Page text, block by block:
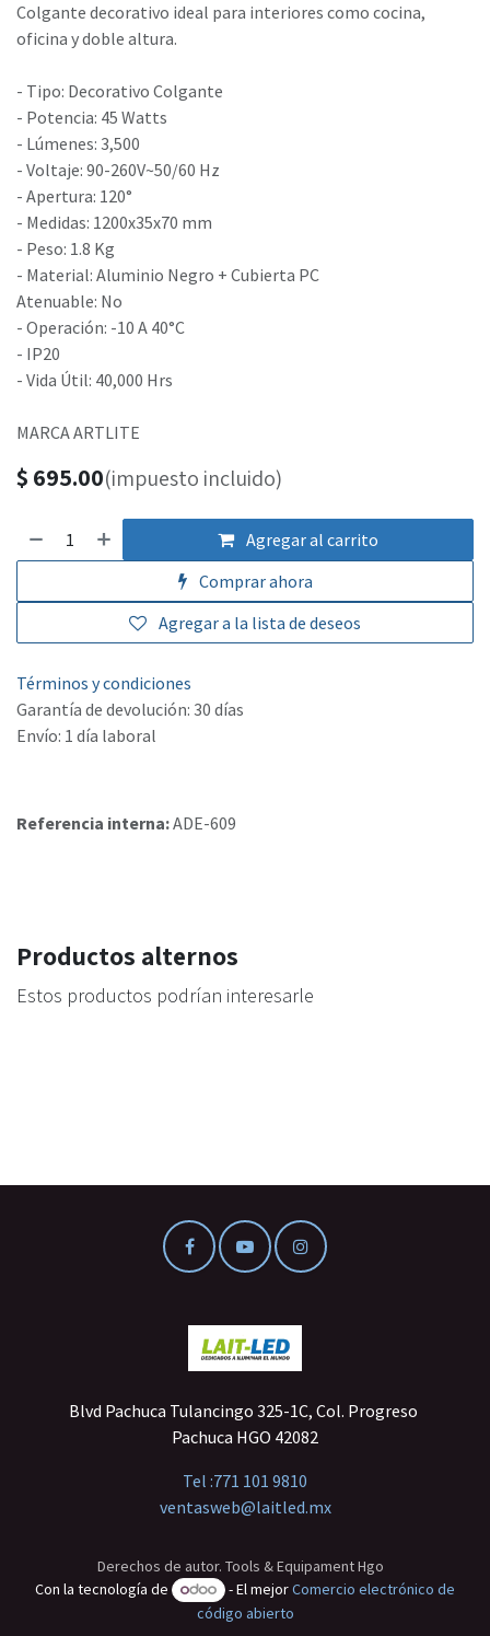
Colgante decorativo ideal para interiores como cocina,
oficina y doble altura.
- Tipo: Decorativo Colgante
- Potencia: 45 Watts
- Lúmenes: 3,500
- Voltaje: 90-260V~50/60 Hz
- Apertura: 120°
- Medidas: 1200x35x70 mm
- Peso: 1.8 Kg
- Material: Aluminio Negro + Cubierta PC
Atenuable: No
- Operación: -10 A 40°C
- IP20
- Vida Útil: 40,000 Hrs
MARCA ARTLITE
$ 695.00(impuesto incluido)
Agregar al carrito
Comprar ahora
Agregar a la lista de deseos
Términos y condiciones
Garantía de devolución: 30 días
Envío: 1 día laboral
Referencia interna:ADE-609
Productos alternos
Estos productos podrían interesarle
Blvd Pachuca Tulancingo 325-1C, Col. Progreso
Pachuca HGO 42082
Tel :771 101 9810
ventasweb@laitled.mx
Derechos de autor. Tools & Equipament Hgo
Con la tecnología de
- El mejorComercio electrónico de
código abierto